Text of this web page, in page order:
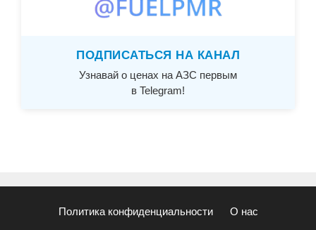
ПОДПИСАТЬСЯ НА КАНАЛ
Узнавай о ценах на АЗС первым
в Telegram!
Политика конфиденциальности О нас